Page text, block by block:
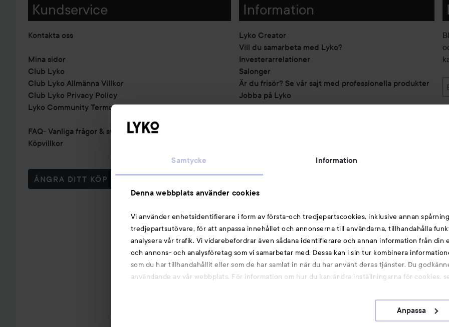
Samtycke Information
Denna webbplats använder cookies
Vi använder enhetsidentifierare i form av första-och tredjepartscookies, inklusive annan
tredjepartsutövare, för att anpassa innehållet och annonserna till användarna, tillhandahålla
analysera vår trafik. Vi vidarebefordrar även sådana identifierare och annan information från din
och annons- och analysföretag som vi samarbetar med. Dessa kan i sin tur kombinera
som du har tillhandahållit eller som de har samlat in när du har använt deras tjänster. Du
användande av vår webbplats. För information om hur du kan ändra inställningarna för cookies,
Anpassa
Kundservice
Kontakta oss
Mina sidor
Club Lyko
Club Lyko Allmänna Villkor
Club Lyko Privacy Policy
Lyko Community Terms & Conditions
FAQ- Vanliga frågor & svar
Köpvillkor
ÅNGRA DITT KÖP
Information
Lyko Creator
Vill du samarbeta med Lyko?
Investerarrelationer
Salonger
Är du frisör? Se vår sajt med professionella produkter
Jobba på Lyko
Rabattkoder
Privacy Notice for Suppliers and other Business
Du kanske också gillar